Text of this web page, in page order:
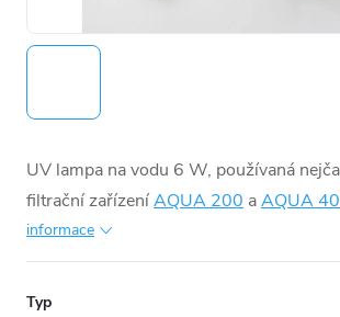
UV lampa na vodu 6 W, používaná
filtrační zařízeníAQUA 200 aAQUA
informace
Typ